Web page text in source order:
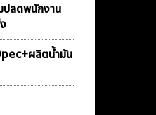
ลดพนักงาน
ผลิตน้ำมัน